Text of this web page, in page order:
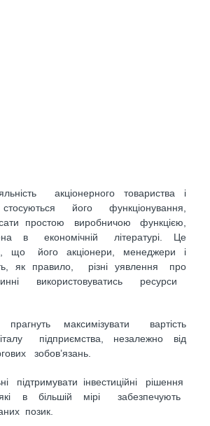
акціонерного товариства і
його функціонування,
простою виробничою функцією,
в економічній літературі. Це
що його акціонери, менеджери і
як правило, різні уявлення про
використовуватись ресурси
максимізувати вартість
підприємства, незалежно від
зобов’язань.
підтримувати інвестиційні рішення
в більшій мірі забезпечують
позик.